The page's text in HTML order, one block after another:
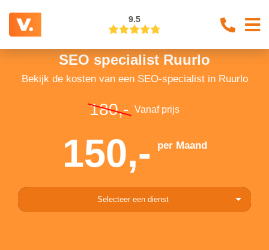
9.5
SEO specialist Ruurlo
Bekijk de kosten van een SEO-specialist in Ruurlo
180,- Vanaf prijs
150,- per Maand
Selecteer een dienst